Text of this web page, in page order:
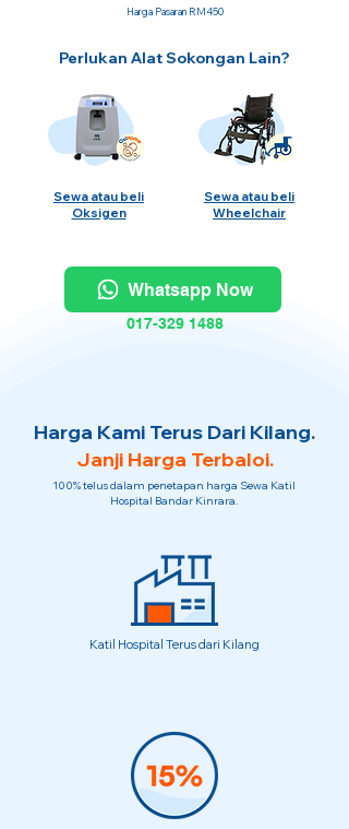
Harga Pasaran RM450
Perlukan Alat Sokongan Lain?
Sewa atau beli
Oksigen
Sewa atau beli
Wheelchair
Whatsapp Now
017-329 1488
Harga Kami Terus Dari Kilang.
Janji Harga Terbaloi.
100% telus dalam penetapan harga Sewa Katil
Hospital Bandar Kinrara.
Katil Hospital Terus dari Kilang